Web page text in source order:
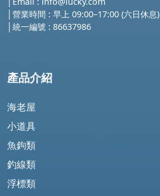
│營業時間 : 早上 09:00–17:00 (六日休息)
統一編號 : 86637986
產品介紹
海老屋
小道具
魚鉤類
釣線類
浮標類